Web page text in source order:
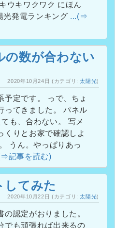
村 太陽光発電ランキング ...(⇒
数が合わない
2020年10月24日 (カテゴリ:太陽光)
す。 っで、ちょ
きました。 パネル
、合わない。 写メ
くりとお家で確認しよ
記事を読む)
してみた
2020年10月22日 (カテゴリ:太陽光)
の認定がおりました。
でも頑張れば出来るの